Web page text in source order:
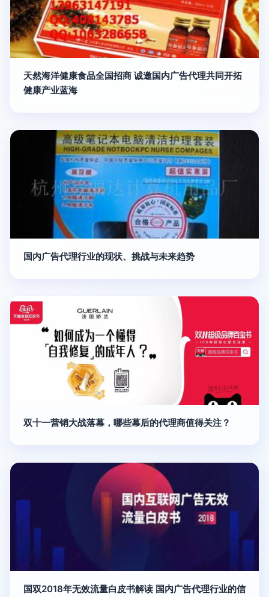
天然海洋健康食品全国招商 诚邀国内广告代理共同开拓
健康产业蓝海
国内广告代理行业的现状、挑战与未来趋势
双十一营销大战落幕，哪些幕后的代理商值得关注？
国双2018年无效流量白皮书解读 国内广告代理行业的信